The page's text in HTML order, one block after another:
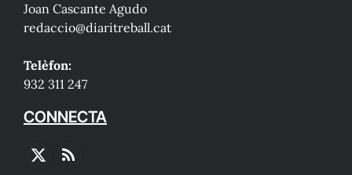
Joan Cascante Agudo
redaccio@diaritreball.cat
Telèfon:
932 311 247
CONNECTA
X
RSS